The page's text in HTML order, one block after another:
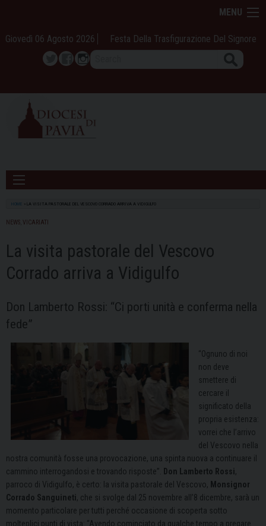
content
MENU
Giovedì 06 Agosto 2026 Festa Della Trasfigurazione Del Signore
TwitterFacebook
Instagram
HOME LA VISITA PASTORALE DEL VESCOVO CORRADO ARRIVA A VIDIGULFO
NEWS VICARIATI
La visita pastorale del Vescovo
Corrado arriva a Vidigulfo
Don Lamberto Rossi: “Ci porti unità e conferma nella
fede”
“Ognuno di noi
non deve
smettere di
cercare il
significato della
propria esistenza:
vorrei che l’arrivo
del Vescovo nella
nostra comunità fosse una provocazione, una spinta nuova a continuare il
cammino interrogandosi e trovando risposte”.
Don Lamberto Rossi,
parroco di Vidigulfo, è certo: la visita pastorale del Vescovo, Monsignor
Corrado Sanguineti, che si svolge dal 25 novembre all’8 dicembre, sarà un
momento particolare per tutti perché occasione di scoperta sotto
molteplici punti di vista: “Avendo cominciato da qualche tempo a pregare